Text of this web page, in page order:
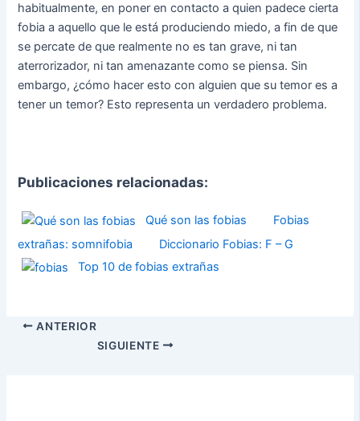
habitualmente, en poner en contacto a quien padece cierta
fobia a aquello que le está produciendo miedo, a fin de que
se percate de que realmente no es tan grave, ni tan
aterrorizador, ni tan amenazante como se piensa. Sin
embargo, ¿cómo hacer esto con alguien que su temor es a
tener un temor? Esto representa un verdadero problema.
Publicaciones relacionadas:
Qué son las fobias
Fobias
extrañas: somnifobia
Diccionario Fobias: F – G
Top 10 de fobias extrañas
ANTERIOR
SIGUIENTE